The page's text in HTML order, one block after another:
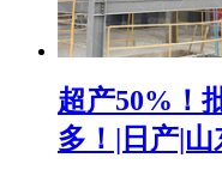
超产50%！
多！|日产|山